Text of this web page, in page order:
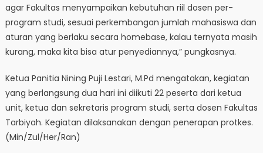
agar Fakultas menyampaikan kebutuhan riil dosen per-
program studi, sesuai perkembangan jumlah mahasiswa dan
aturan yang berlaku secara homebase, kalau ternyata masih
kurang, maka kita bisa atur penyediannya,” pungkasnya.
Ketua Panitia Nining Puji Lestari, M.Pd mengatakan, kegiatan
yang berlangsung dua hari ini diikuti 22 peserta dari ketua
unit, ketua dan sekretaris program studi, serta dosen Fakultas
Tarbiyah. Kegiatan dilaksanakan dengan penerapan protkes.
(Min/Zul/Her/Ran)